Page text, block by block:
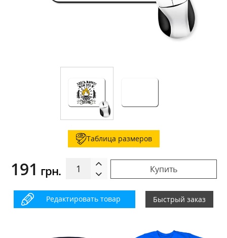
Таблица размеров
191 грн. Купить
Редактировать товар Быстрый заказ